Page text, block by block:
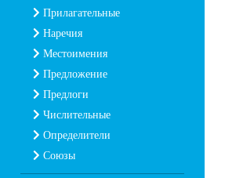
Прилагательные
Наречия
Местоимения
Предложение
Предлоги
Числительные
Определители
Союзы